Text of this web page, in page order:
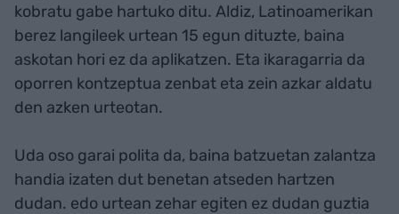
kobratu gabe hartuko ditu. Aldiz, Latinoamerikan
berez langileek urtean 15 egun dituzte, baina
askotan hori ez da aplikatzen. Eta ikaragarria da
oporren kontzeptua zenbat eta zein azkar aldatu
den azken urteotan.
Uda oso garai polita da, baina batzuetan zalantza
handia izaten dut benetan atseden hartzen
dudan. edo urtean zehar egiten ez dudan guztia